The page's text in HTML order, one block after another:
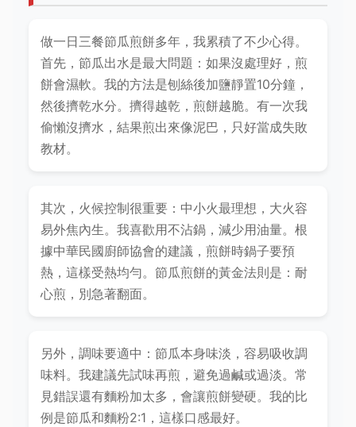
做一日三餐節瓜煎餅多年，我累積了不少心得。
首先，節瓜出水是最大問題：如果沒處理好，煎
餅會濕軟。我的方法是刨絲後加鹽靜置10分鐘，
然後擠乾水分。擠得越乾，煎餅越脆。有一次我
偷懶沒擠水，結果煎出來像泥巴，只好當成失敗
教材。
其次，火候控制很重要：中小火最理想，大火容
易外焦內生。我喜歡用不沾鍋，減少用油量。根
據中華民國廚師協會的建議，煎餅時鍋子要預
熱，這樣受熱均勻。節瓜煎餅的黃金法則是：耐
心煎，別急著翻面。
另外，調味要適中：節瓜本身味淡，容易吸收調
味料。我建議先試味再煎，避免過鹹或過淡。常
見錯誤還有麵粉加太多，會讓煎餅變硬。我的比
例是節瓜和麵粉2:1，這樣口感最好。